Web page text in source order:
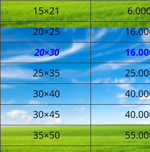
15×21
20×25
20×30
25×35
30×40
30×45
35×50